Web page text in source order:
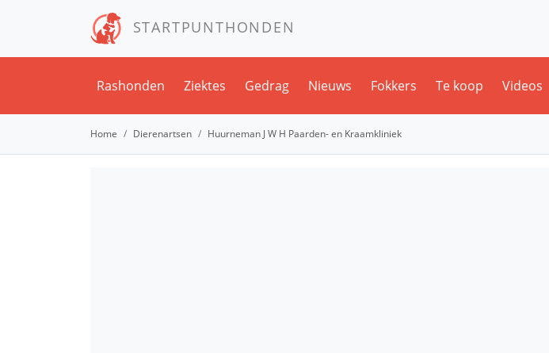
STARTPUNTHONDEN
Rashonden Ziektes Gedrag Nieuws Fokkers Te koop Videos
Home Dierenartsen Huurneman J W H Paarden- en Kraamkliniek